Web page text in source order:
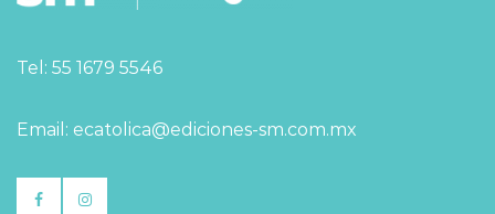
Tel: 55 1679 5546
Email: ecatolica@ediciones-sm.com.mx